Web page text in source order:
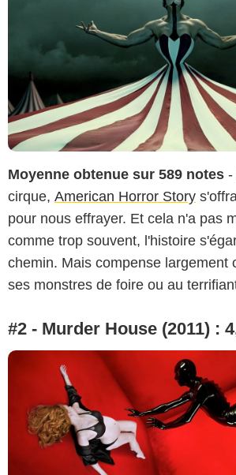
Moyenne obtenue sur 589 notes -
cirque, American Horror Story
pour nous effrayer. Et cela n'a pas
comme trop souvent, l'histoire
chemin. Mais compense largement
ses monstres de foire ou au
#2 - Murder House (2011) :